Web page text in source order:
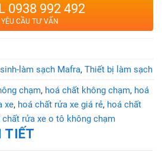
0938 992 492
YÊU CẦU TƯ VẤN
làm sạch Mafra, Thiết bị làm sạch
chạm, hoá chất không chạm, hoá
xe, hoá chất rửa xe giá rẻ, hoá chất
chất rửa xe o tô không chạm
TIẾT